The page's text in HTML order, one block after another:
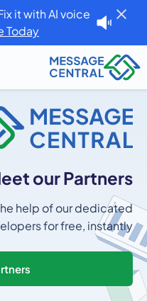
it with AI voice
→
our Partners
help of our dedicated
for free, instantly!